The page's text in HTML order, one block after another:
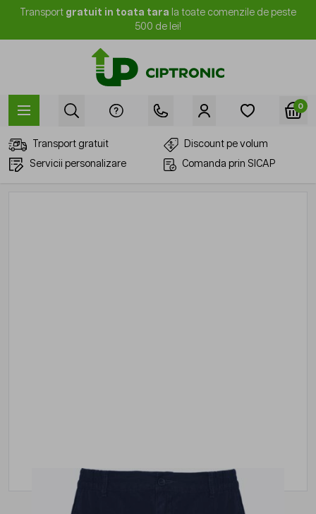
Mergi la Conținut
Transport gratuit in toata tara la toate comenzile de peste
500 de lei!
0
Transport gratuit
Discount pe volum
Servicii personalizare
Comanda prin SICAP